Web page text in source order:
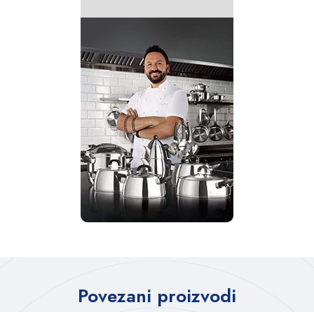
Povezani proizvodi